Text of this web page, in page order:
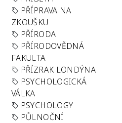
PŘÍPRAVA NA
ZKOUŠKU
PŘÍRODA
PŘÍRODOVĚDNÁ
FAKULTA
PŘÍZRAK LONDÝNA
PSYCHOLOGICKÁ
VÁLKA
PSYCHOLOGY
PŮLNOČNÍ